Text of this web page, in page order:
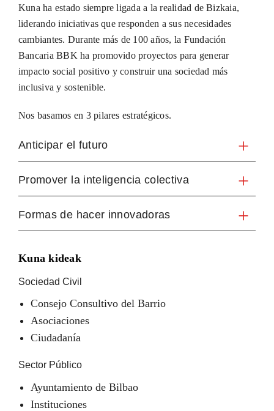
Kuna ha estado siempre ligada a la realidad de Bizkaia,
liderando iniciativas que responden a sus necesidades
cambiantes. Durante más de 100 años, la Fundación
Bancaria BBK ha promovido proyectos para generar
impacto social positivo y construir una sociedad más
inclusiva y sostenible.
Nos basamos en 3 pilares estratégicos.
Anticipar el futuro
Promover la inteligencia colectiva
Formas de hacer innovadoras
Kuna kideak
Sociedad Civil
Consejo Consultivo del Barrio
Asociaciones
Ciudadanía
Sector Público
Ayuntamiento de Bilbao
Instituciones